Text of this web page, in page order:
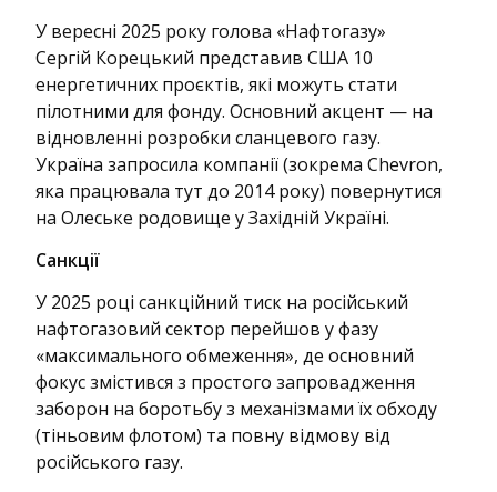
У вересні 2025 року голова «Нафтогазу»
Сергій Корецький представив США 10
енергетичних проєктів, які можуть стати
пілотними для фонду. Основний акцент — на
відновленні розробки сланцевого газу.
Україна запросила компанії (зокрема Chevron,
яка працювала тут до 2014 року) повернутися
на Олеське родовище у Західній Україні.
Санкції
У 2025 році санкційний тиск на російський
нафтогазовий сектор перейшов у фазу
«максимального обмеження», де основний
фокус змістився з простого запровадження
заборон на боротьбу з механізмами їх обходу
(тіньовим флотом) та повну відмову від
російського газу.